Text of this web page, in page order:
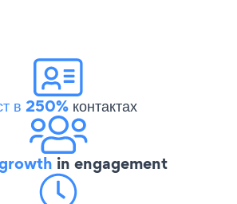
в 250%контактах
in engagement